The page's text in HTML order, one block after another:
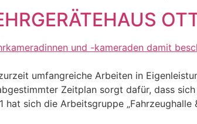
umfangreiche Arbeiten in
Zeitplan sorgt dafür, dass
sich die Arbeitsgruppe